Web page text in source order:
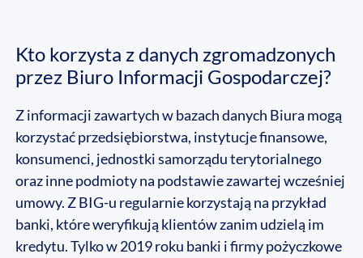
Kto korzysta z danych zgromadzonych
przez Biuro Informacji Gospodarczej?
Z informacji zawartych w bazach danych Biura mogą
korzystać przedsiębiorstwa, instytucje finansowe,
konsumenci, jednostki samorządu terytorialnego
oraz inne podmioty na podstawie zawartej wcześniej
umowy. Z BIG-u regularnie korzystają na przykład
banki, które weryfikują klientów zanim udzielą im
kredytu. Tylko w 2019 roku banki i firmy pożyczkowe